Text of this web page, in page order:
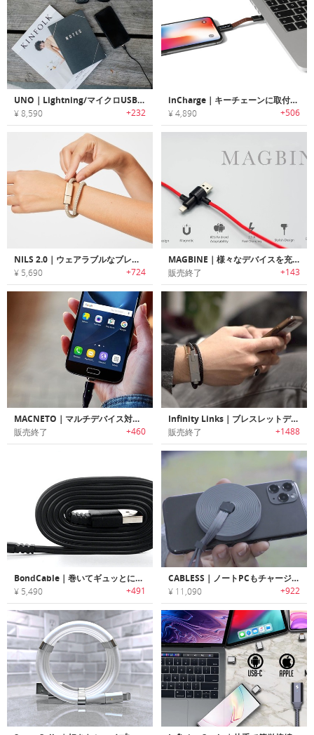
UNO｜Lightning/マイクロUSBとしても使用できるUSB Type-C マグネットケーブル「ユノ」
¥ 8,590 +232
inCharge｜キーチェーンに取付可能なオールインワン充電ケーブル「インチャージ」
¥ 4,890 +506
NILS 2.0｜ウェアラブルなブレスレットデザインチャージングケーブル「ニルス2.0」
¥ 5,690 +724
MAGBINE｜様々なデバイスを充電可能なオールインワンUSBマグネットケーブル「マグバイン」
販売終了 +143
MACNETO｜マルチデバイス対応高速チャージ/データ転送マグネットケーブル「マックニート」
販売終了 +460
Infinity Links｜ブレスレットデザイン充電ケーブル「インフィニティリンクス」
販売終了 +1488
BondCable｜巻いてギュッとにぎると形状をキープする充電ケーブル「ボンドケーブル」
¥ 5,490 +491
CABLESS｜ノートPCもチャージ可能な15-in-1充電ケーブル「ケーブレス」
¥ 11,090 +922